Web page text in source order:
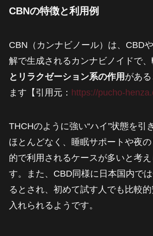
CBNの特徴と利用例
CBN（カンナビノール）は、CBD
解で生成されるカンナビノイドで、
とリラクゼーション系の作用 があ
ます【引用元： https://pucho-
THCHのように強い“ハイ”状態を引
ほとんどなく、睡眠サポートや夜
的で利用されるケースが多いと考え
す。また、CBD同様に日本国内で
るとされ、初めて試す人でも比較
入れられるようです。